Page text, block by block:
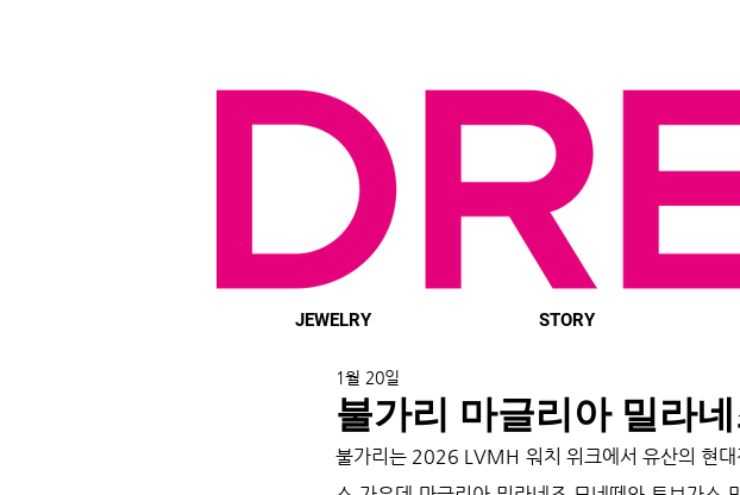
JEWELRY STORY
불가리 마글리아 밀라
1월 20일
불가리는 2026 LVMH 워치 위크에서 유산의 현